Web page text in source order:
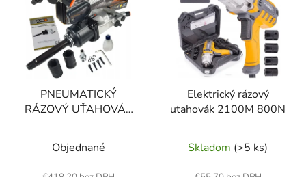
PNEUMATICKÝ
RÁZOVÝ UŤAHOVÁK
Objednané
Elektrický rázový
utahovák 2100M 800N
Skladom (>5 ks)